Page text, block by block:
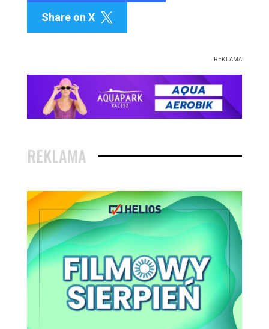
Share on X 
REKLAMA
REKLAMA